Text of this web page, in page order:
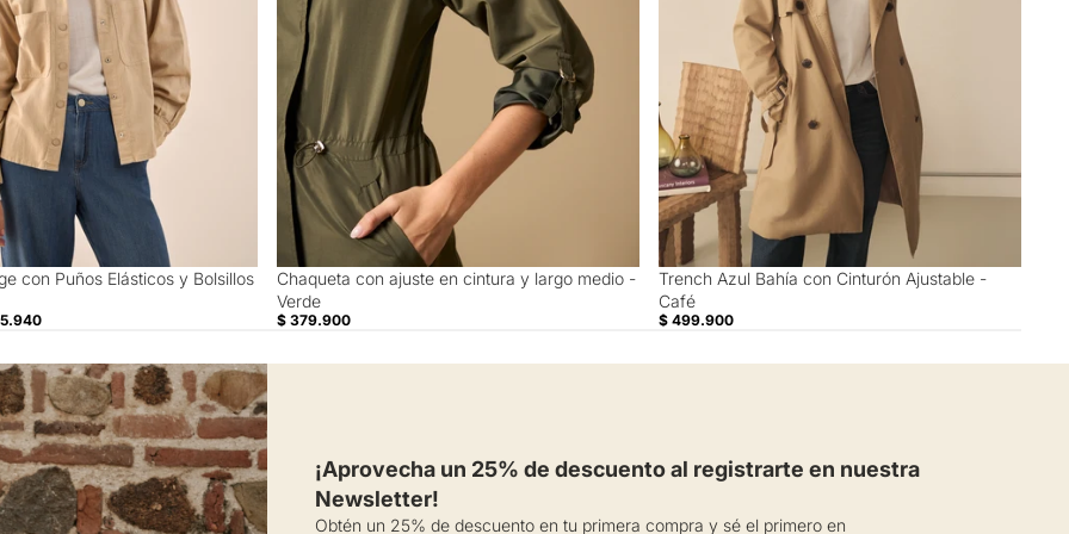
con Puños Elásticos y Bolsillos
Chaqueta con ajuste en cintura y largo medio -
Verde
$ 379.900
Trench Azul Bahía con Cinturón Ajustable -
Café
$ 499.900
¡Aprovecha un 25% de descuento al registrarte en nuestra
Newsletter!
Obtén un 25% de descuento en tu primera compra y sé el primero en